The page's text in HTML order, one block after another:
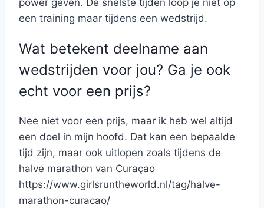
een training maar tijdens een wedstrijd.
Wat betekent deelname aan
wedstrijden voor jou? Ga je ook
echt voor een prijs?
Nee niet voor een prijs, maar ik heb wel altijd
een doel in mijn hoofd. Dat kan een bepaalde
tijd zijn, maar ook uitlopen zoals tijdens de
halve marathon van Curaçao
https://www.girlsruntheworld.nl/tag/halve-
marathon-curacao/